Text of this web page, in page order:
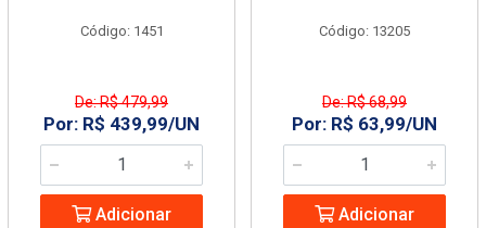
Código: 1451
De: R$ 479,99
Por: R$ 439,99/UN
Adicionar
Código: 13205
De: R$ 68,99
Por: R$ 63,99/UN
Adicionar